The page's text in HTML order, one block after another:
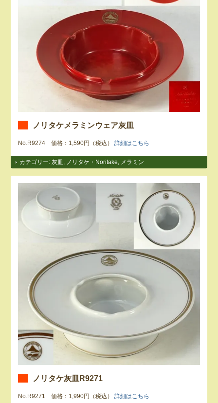
ノリタケメラミンウェア灰皿
No.R9274 価格：1,590円（税込）詳細はこちら
カテゴリー:灰皿 ノリタケ・Noritake メラミン
ノリタケ灰皿R9271
No.R9271 価格：1,990円（税込）詳細はこちら